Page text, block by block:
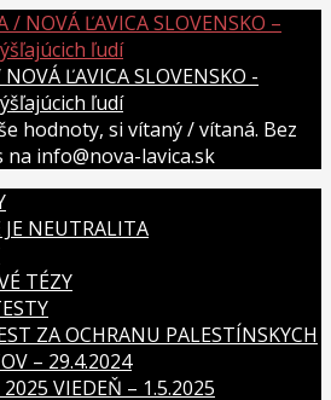
ĽAVICA SLOVENSKO -
ľudí
hodnoty, si vítaný / vítaná. Bez
info@nova-lavica.sk
NEUTRALITA
TÉZY
ZA OCHRANU PALESTÍNSKYCH
– 29.4.2024
2025 VIEDEŇ – 1.5.2025